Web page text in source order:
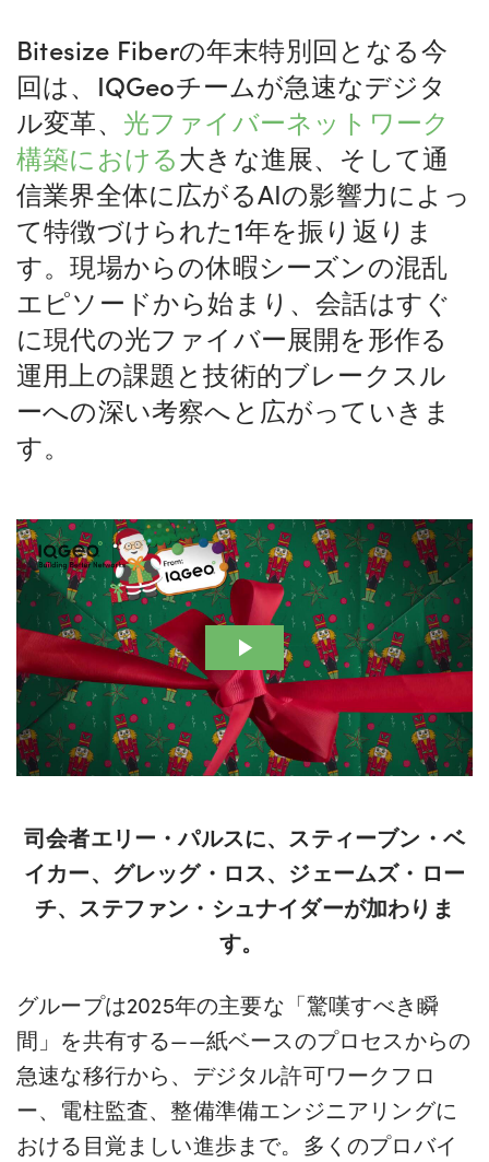
Bitesize Fiberの年末特別回となる今
回は、IQGeoチームが急速なデジタ
ル変革、 光ファイバーネットワーク
構築における大きな進展、そして通
信業界全体に広がるAIの影響力によっ
て特徴づけられた1年を振り返りま
す。現場からの休暇シーズンの混乱
エピソードから始まり、会話はすぐ
に現代の光ファイバー展開を形作る
運用上の課題と技術的ブレークスル
ーへの深い考察へと広がっていきま
す。
司会者エリー・パルスに、スティーブン・ベ
イカー、グレッグ・ロス、ジェームズ・ロー
チ、ステファン・シュナイダーが加わりま
す。
グループは2025年の主要な「驚嘆すべき瞬
間」を共有する——紙ベースのプロセスからの
急速な移行から、デジタル許可ワークフロ
ー、電柱監査、整備準備エンジニアリングに
おける目覚ましい進歩まで。多くのプロバイ